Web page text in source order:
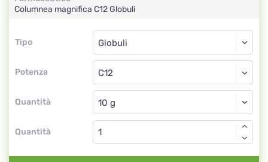
Columnea magnifica C12Globuli
Tipo
Tipo
Potenza
Globuli
C12
Quantità
Globuli
Quantità